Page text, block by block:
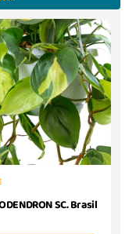
SC. Brasil